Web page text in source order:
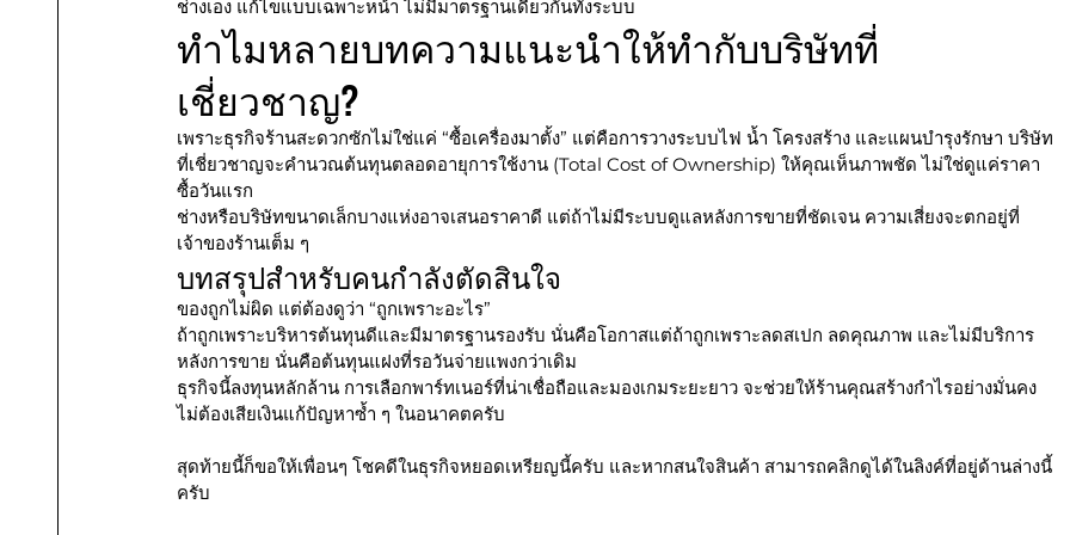
ช่างเอง แก้ไขแบบเฉพาะหน้า ไม่มีมาตรฐานเดียวกันทั้งระบบ
ทำไมหลายบทความแนะนำให้ทำกับบริษัทที่
เชี่ยวชาญ?
เพราะธุรกิจร้านสะดวกซักไม่ใช่แค่ “ซื้อเครื่องมาตั้ง” แต่คือการวางระบบไฟ น้ำ โครงสร้าง และแผนบำรุงรักษา บริษัท
ที่เชี่ยวชาญจะคำนวณต้นทุนตลอดอายุการใช้งาน (Total Cost of Ownership) ให้คุณเห็นภาพชัด ไม่ใช่ดูแค่ราคา
ซื้อวันแรก
ช่างหรือบริษัทขนาดเล็กบางแห่งอาจเสนอราคาดี แต่ถ้าไม่มีระบบดูแลหลังการขายที่ชัดเจน ความเสี่ยงจะตกอยู่ที่
เจ้าของร้านเต็ม ๆ
บทสรุปสำหรับคนกำลังตัดสินใจ
ของถูกไม่ผิด แต่ต้องดูว่า “ถูกเพราะอะไร”
ถ้าถูกเพราะบริหารต้นทุนดีและมีมาตรฐานรองรับ นั่นคือโอกาสแต่ถ้าถูกเพราะลดสเปก ลดคุณภาพ และไม่มีบริการ
หลังการขาย นั่นคือต้นทุนแฝงที่รอวันจ่ายแพงกว่าเดิม
ธุรกิจนี้ลงทุนหลักล้าน การเลือกพาร์ทเนอร์ที่น่าเชื่อถือและมองเกมระยะยาว จะช่วยให้ร้านคุณสร้างกำไรอย่างมั่นคง
ไม่ต้องเสียเงินแก้ปัญหาซ้ำ ๆ ในอนาคตครับ
สุดท้ายนี้ก็ขอให้เพื่อนๆ โชคดีในธุรกิจหยอดเหรียญนี้ครับ และหากสนใจสินค้า สามารถคลิกดูได้ในลิงค์ที่อยู่ด้านล่างนี้
ครับ